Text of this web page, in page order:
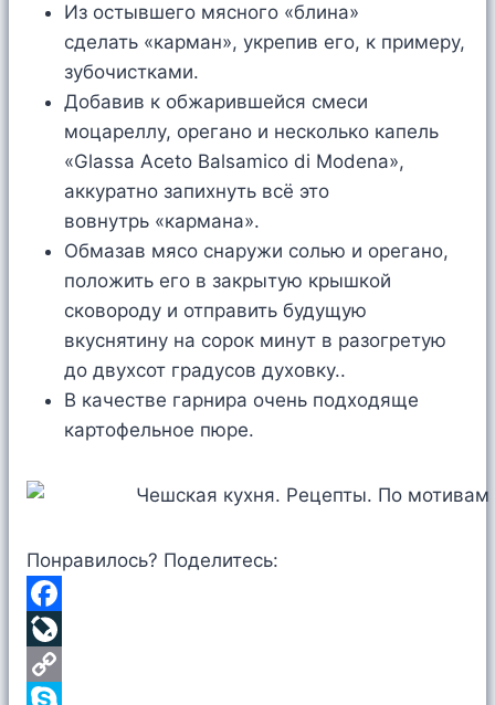
Из остывшего мясного «блина»
сделать «карман», укрепив его, к примеру,
зубочистками.
Добавив к обжарившейся смеси
моцареллу, орегано и несколько капель
«Glassa Aceto Balsamico di Modena»,
аккуратно запихнуть всё это
вовнутрь «кармана».
Обмазав мясо снаружи солью и орегано,
положить его в закрытую крышкой
сковороду и отправить будущую
вкуснятину на сорок минут в разогретую
до двухсот градусов духовку..
В качестве гарнира очень подходяще
картофельное пюре.
Понравилось? Поделитесь:
F
a
c
L
C